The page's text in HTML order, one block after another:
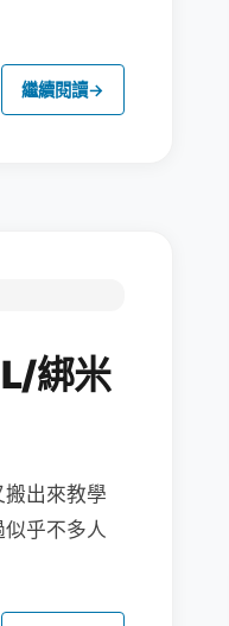
繼續閱讀→
綁米
出來教學
乎不多人